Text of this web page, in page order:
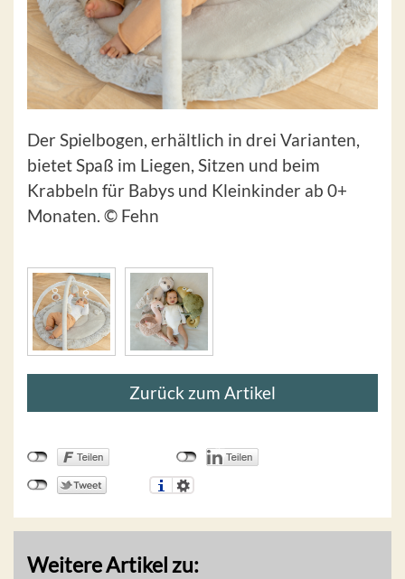
Der Spielbogen, erhältlich in drei Varianten,
bietet Spaß im Liegen, Sitzen und beim
Krabbeln für Babys und Kleinkinder ab 0+
Monaten. © Fehn
Zurück zum Artikel
Weitere Artikel zu: